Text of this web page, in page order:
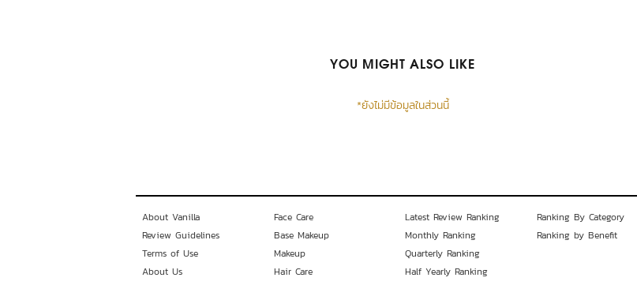
YOU MIGHT ALSO LIKE
*ยังไม่มีข้อมูลในส่วนนี้
About Vanilla
Review Guidelines
Terms of Use
About Us
Face Care
Base Makeup
Makeup
Hair Care
Latest Review Ranking
Monthly Ranking
Quarterly Ranking
Half Yearly Ranking
Ranking By Category
Ranking by Benefit